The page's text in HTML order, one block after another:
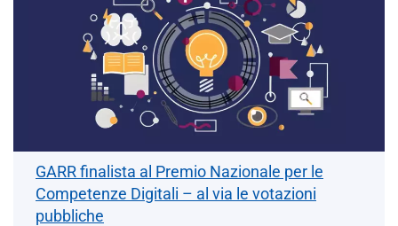
GARR finalista al Premio Nazionale per le
Competenze Digitali – al via le votazioni
pubbliche